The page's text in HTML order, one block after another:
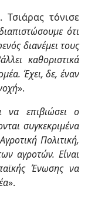
τόνισε
ότι
διανέμει τους
καθοριστικά
Έχει, δε, έναν
».
να επιβιώσει ο
συγκεκριμένα
Πολιτική,
αγροτών. Είναι
Ένωσης να
».